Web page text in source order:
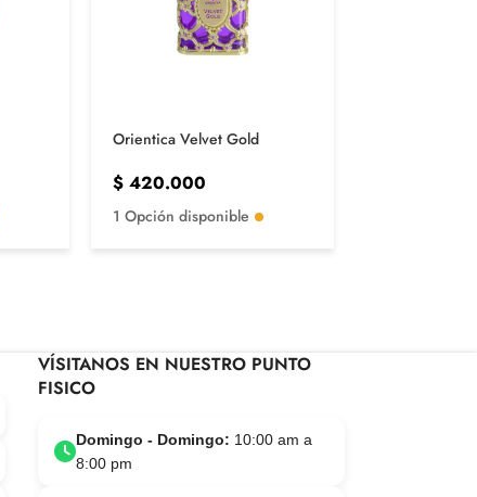
Orientica Velvet Gold
$420.000
1 Opción disponible
VÍSITANOS EN NUESTRO PUNTO
FISICO
Domingo - Domingo: 10:00 am a
8:00 pm